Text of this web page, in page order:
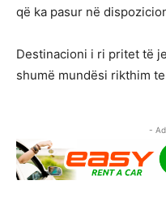
që ka pasur në
Destinacioni i ri pritet të
shumë mundësi rikthim
-